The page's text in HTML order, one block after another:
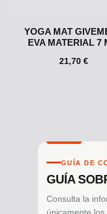
YOGA MAT
EVA MATERIAL 7
21,70 €
GUÍA DE
GUÍA
Consulta la